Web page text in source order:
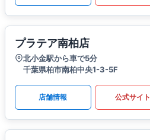
プラテア南柏店
北小金駅から車で5分
千葉県柏市南柏中央1-3-5F
店舗情報 公式サイト